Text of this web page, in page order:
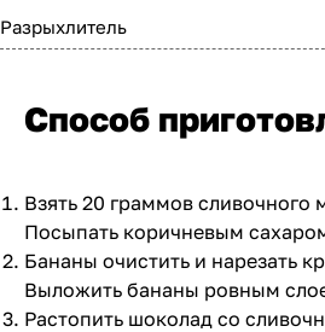
Разрыхлитель
Способ
Взять 20 граммов сливочного
Посыпать коричневым
Бананы очистить и нарезать
Выложить бананы ровным
Растопить шоколад со